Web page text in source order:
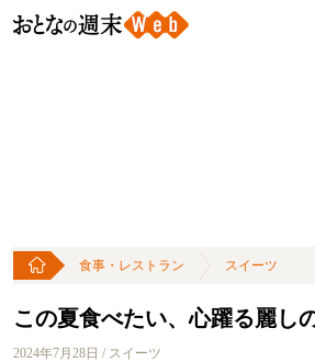
食事・レストラン スイーツ
この夏食べたい、心躍る麗し
2024年7月28日 / スイーツ